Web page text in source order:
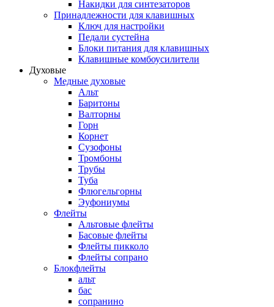
Накидки для синтезаторов
Принадлежности для клавишных
Ключ для настройки
Педали сустейна
Блоки питания для клавишных
Клавишные комбоусилители
Духовые
Медные духовые
Альт
Баритоны
Валторны
Горн
Корнет
Сузофоны
Тромбоны
Трубы
Туба
Флюгельгорны
Эуфониумы
Флейты
Альтовые флейты
Басовые флейты
Флейты пикколо
Флейты сопрано
Блокфлейты
альт
бас
сопранино